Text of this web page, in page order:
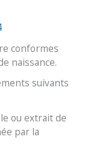
conformes
naissance.
suivants
ou extrait de
par la